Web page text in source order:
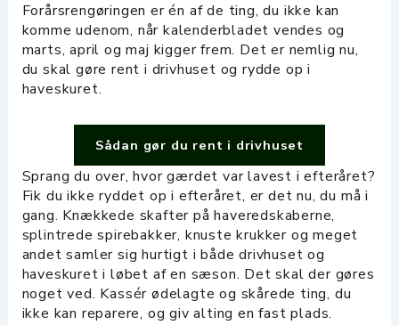
Forårsrengøringen er én af de ting, du ikke kan
komme udenom, når kalenderbladet vendes og
marts, april og maj kigger frem. Det er nemlig nu,
du skal gøre rent i drivhuset og rydde op i
haveskuret.
Sådan gør du rent i drivhuset
Sprang du over, hvor gærdet var lavest i efteråret?
Fik du ikke ryddet op i efteråret, er det nu, du må i
gang. Knækkede skafter på haveredskaberne,
splintrede spirebakker, knuste krukker og meget
andet samler sig hurtigt i både drivhuset og
haveskuret i løbet af en sæson. Det skal der gøres
noget ved. Kassér ødelagte og skårede ting, du
ikke kan reparere, og giv alting en fast plads.